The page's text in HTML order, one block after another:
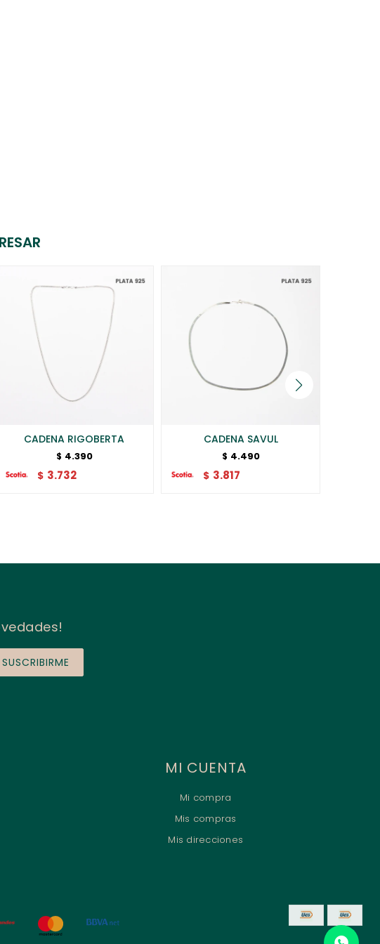
CADENA RIGOBERTA
$ 4.390
$ 3.732
CADENA SAVUL
$ 4.490
$ 3.817
MI CUENTA
Mi compra
Mis compras
Mis direcciones
SUSCRIBIRME